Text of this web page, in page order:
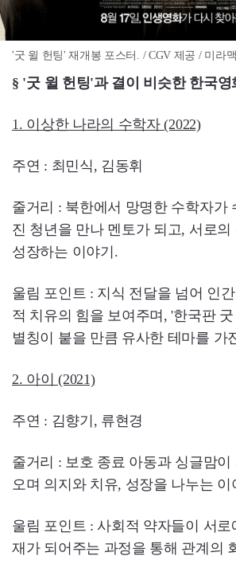
'굿 윌 헌팅' 재개봉 포스터. / CGV 제공 / 미라
§ '굿 윌 헌팅'과 결이 비슷한 한국
1. 이상한 나라의 수학자 (2022)
주연 : 최민식, 김동휘
줄거리 : 북한에서 망명한 수학자가
진 청년을 만나 멘토가 되고, 서로의
성장하는 이야기.
울림 포인트 : 지식 전달을 넘어 인
적 치유의 힘을 보여주며, '한국판
별칭이 붙을 만큼 유사한 테마를 가
2. 아이 (2021)
주연 : 김향기, 류현경
줄거리 : 보호 종료 아동과 싱글맘이
오며 의지와 치유, 성장을 나누는 이
울림 포인트 : 사회적 약자들이 서
재가 되어주는 과정을 통해 관계의